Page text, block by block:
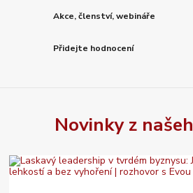
Akce, členství, webináře
Přidejte hodnocení
Novinky z